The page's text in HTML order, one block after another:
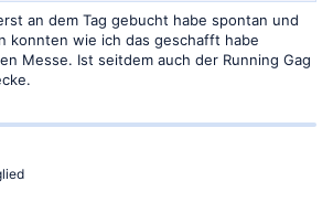
an dem Tag gebucht habe spontan und
konnten wie ich das geschafft habe
Messe. Ist seitdem auch der Running Gag